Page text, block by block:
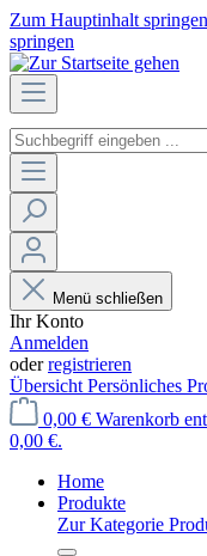
Zum Hauptinhalt springen
springen
Menü schließen
Ihr Konto
Anmelden
oderregistrieren
Übersicht Persönliches
0,00 € Warenkorb
0,00 €.
Home
Produkte
Zur Kategorie